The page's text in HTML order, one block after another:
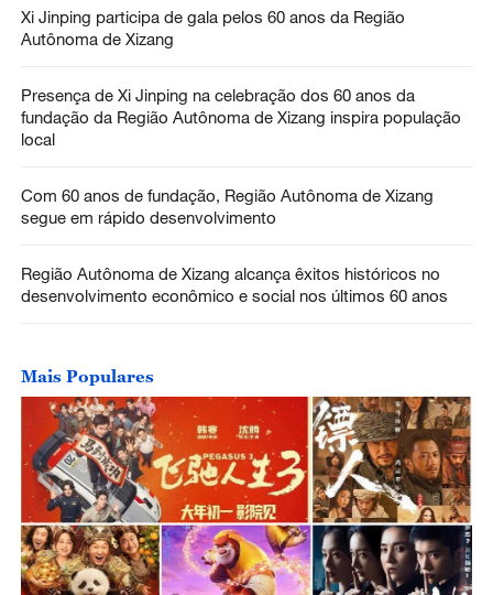
Xi Jinping participa de gala pelos 60 anos da Região
Autônoma de Xizang
Presença de Xi Jinping na celebração dos 60 anos da
fundação da Região Autônoma de Xizang inspira população
local
Com 60 anos de fundação, Região Autônoma de Xizang
segue em rápido desenvolvimento
Região Autônoma de Xizang alcança êxitos históricos no
desenvolvimento econômico e social nos últimos 60 anos
Mais Populares